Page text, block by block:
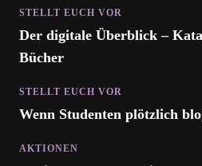
STELLT EUCH VOR
Der digitale Überblick –
Bücher
STELLT EUCH VOR
Wenn Studenten plötzlich
AKTIONEN